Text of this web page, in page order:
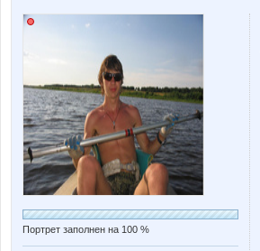
Портрет заполнен на 100 %